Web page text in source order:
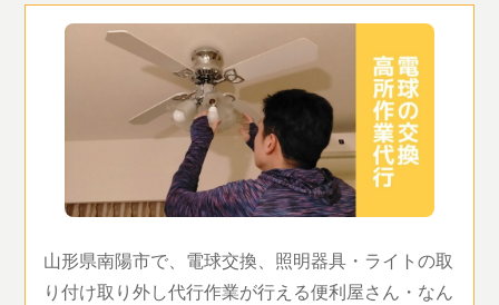
山形県南陽市で、電球交換、照明器具・ライトの取
り付け取り外し代行作業が行える便利屋さん・なん